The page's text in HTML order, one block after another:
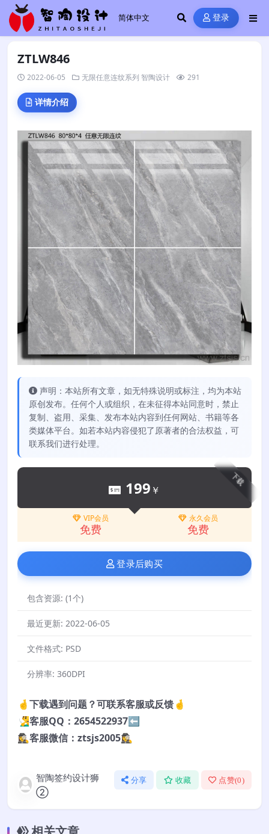
登录
ZTLW846
2022-06-05 无限任意连纹系列 智陶设计 291
详情介绍
声明：本站所有文章，如无特殊说明或标注，均为本站
原创发布。任何个人或组织，在未征得本站同意时，禁止
复制、盗用、采集、发布本站内容到任何网站、书籍等各
类媒体平台。如若本站内容侵犯了原著者的合法权益，可
联系我们进行处理。
下载
199 ￥
VIP会员
免费
永久会员
免费
登录后购买
包含资源: (1个)
最近更新: 2022-06-05
文件格式: PSD
分辨率: 360DPI
🤞下载遇到问题？可联系客服或反馈🤞
🧏‍♂️客服QQ：2654522937⬅️
🕵️‍♀️客服微信：ztsjs2005🕵️‍♀️
智陶签约设计狮
②
分享 收藏 点赞(0)